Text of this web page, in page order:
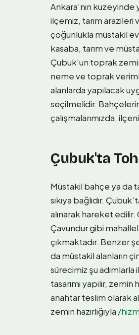
Ankara’nın
ilçemiz, tarım arazileri
çoğunlukla müstakil
kasaba, tarım ve
Çubuk’un toprak
neme ve toprak
alanlarda yapılacak
seçilmelidir.
çalışmalarımızda,
Çubuk'ta
Müstakil bahçe ya da
sıkıya bağlıdır.
alınarak hareket
Çavundur gibi
çıkmaktadır. Benzer
da müstakil alanların
sürecimiz şu
tasarımı yapılır,
anahtar teslim olarak
zemin hazırlığıyla /